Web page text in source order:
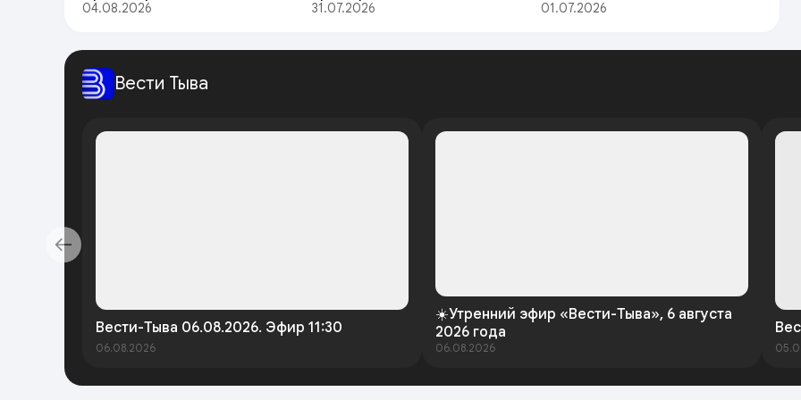
04.08.2026 31.07.2026 01.07.2026
Вести Тыва
Вести-Тыва 06.08.2026. Эфир 11:30
06.08.2026
☀️Утренний эфир «Вести-Тыва», 6 августа
2026 года
06.08.2026